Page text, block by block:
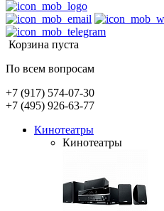
Корзина пуста
По всем вопросам
+7 (917) 574-07-30
+7 (495) 926-63-77
Кинотеатры
Кинотеатры